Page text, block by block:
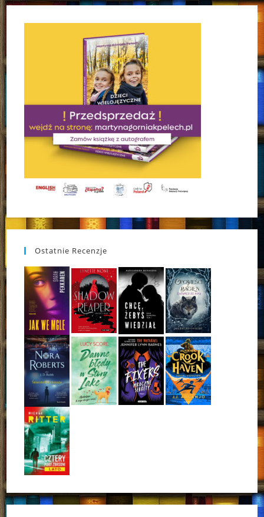
Ostatnie Recenzje